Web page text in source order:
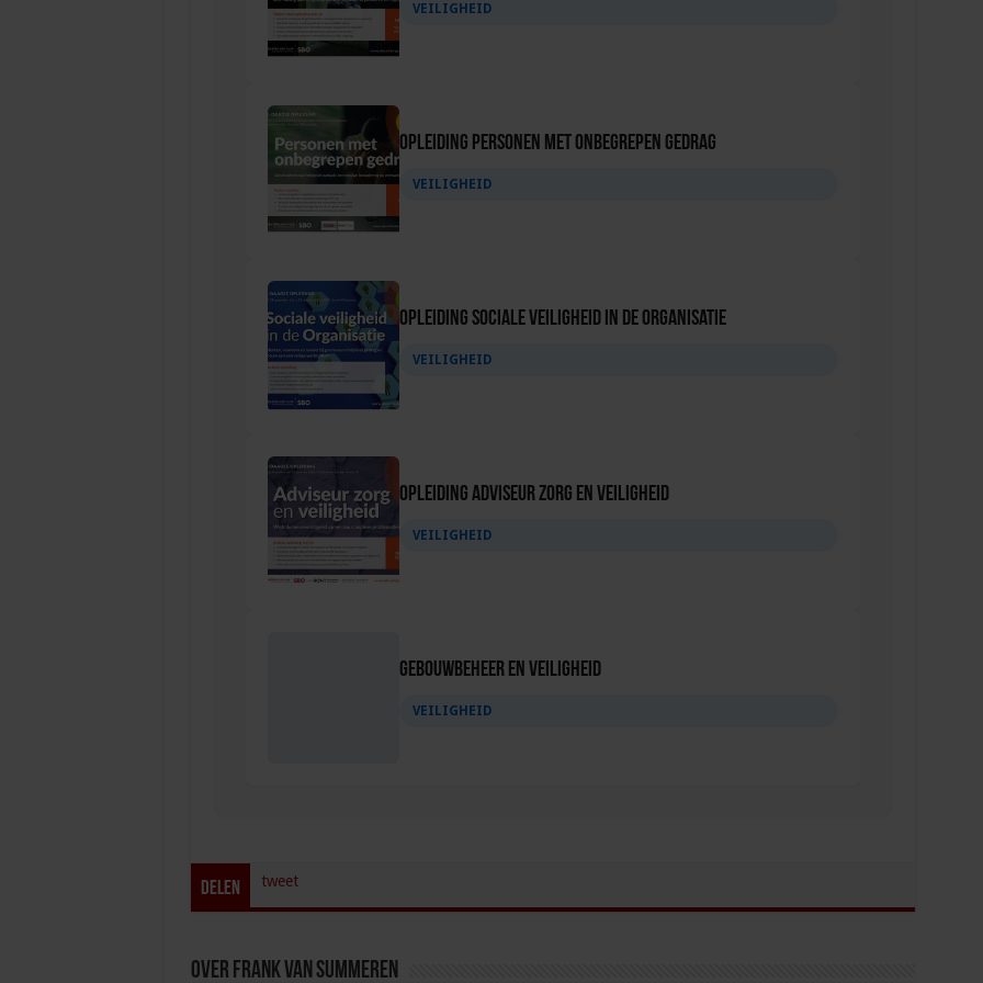
VEILIGHEID
Opleiding Personen met onbegrepen gedrag
VEILIGHEID
Opleiding Sociale Veiligheid in de Organisatie
VEILIGHEID
Opleiding Adviseur zorg en veiligheid
VEILIGHEID
Gebouwbeheer en veiligheid
VEILIGHEID
Delen tweet
Over Frank van Summeren